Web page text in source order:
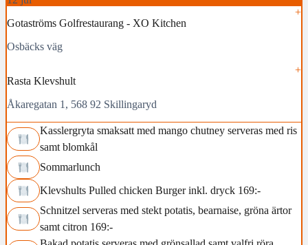
Gotaströms Golfrestaurang - XO Kitchen
Osbäcks väg
Rasta Klevshult
Åkaregatan 1, 568 92 Skillingaryd
Kasslergryta smaksatt med mango chutney serveras med ris
samt blomkål
Sommarlunch
Klevshults Pulled chicken Burger inkl. dryck 169:-
Schnitzel serveras med stekt potatis, bearnaise, gröna ärtor
samt citron 169:-